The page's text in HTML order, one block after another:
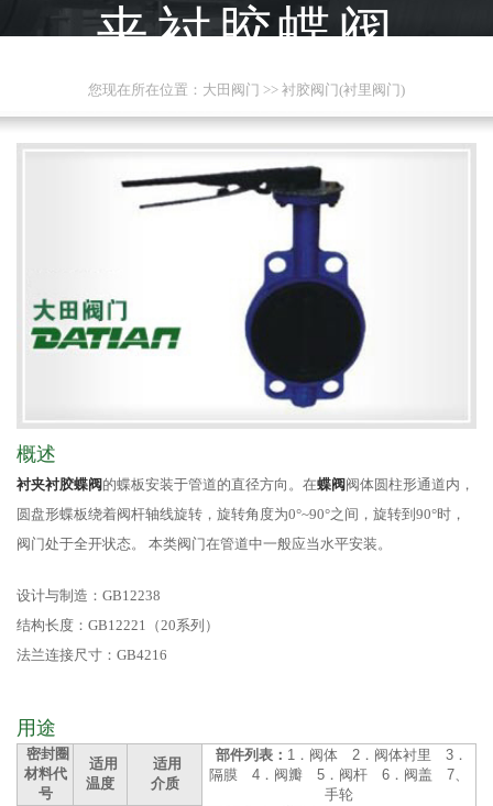
夹衬胶蝶阀
您现在所在位置： 大田阀门 >> 衬胶阀门(衬里阀门)
概述
衬夹衬胶蝶阀的蝶板安装于管道的直径方向。在蝶阀阀体圆柱形通道内，
圆盘形蝶板绕着阀杆轴线旋转，旋转角度为0°~90°之间，旋转到90°时，
阀门处于全开状态。 本类阀门在管道中一般应当水平安装。
设计与制造：GB12238
结构长度：GB12221（20系列）
法兰连接尺寸：GB4216
用途
密封圈
材料代
号
适用
温度
适用
介质
部件列表： 1．阀体 2．阀体衬里 3．
隔膜 4．阀瓣 5．阀杆 6．阀盖 7、
手轮